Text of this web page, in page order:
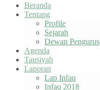
Beranda
Tentang
Profile
Sejarah
Dewan Pengurus
Agenda
Tausiyah
Laporan
Lap Infaq
Infaq 2018